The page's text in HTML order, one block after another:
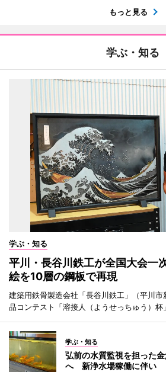
もっと見る
学ぶ・知る
学ぶ・知る
平川・長谷川鉄工が全国大会
絵を10層の鋼板で再現
建築用鉄骨製造会社「長谷川鉄工」（平川
品コンテスト「溶接人（ようせっちゅう）杯
学ぶ・知る
弘前の水質監視を担った
へ 新浄水場稼働に伴い